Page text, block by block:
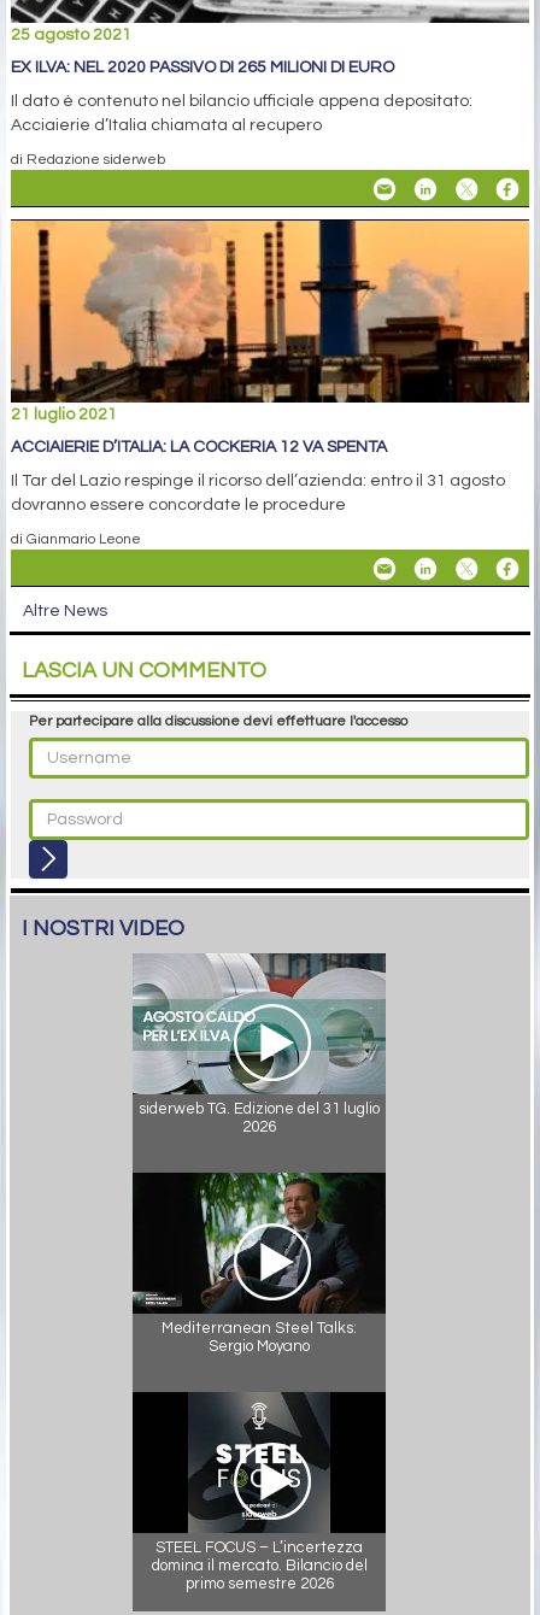
25 agosto 2021
EX ILVA: NEL 2020 PASSIVO DI 265 MILIONI DI EURO
Il dato è contenuto nel bilancio ufficiale appena depositato:
Acciaierie d’Italia chiamata al recupero
di Redazione siderweb
21 luglio 2021
ACCIAIERIE D’ITALIA: LA COCKERIA 12 VA SPENTA
Il Tar del Lazio respinge il ricorso dell’azienda: entro il 31 agosto
dovranno essere concordate le procedure
di Gianmario Leone
Altre News
LASCIA UN COMMENTO
Per partecipare alla discussione devi effettuare l'accesso
I NOSTRI VIDEO
siderweb TG. Edizione del 31 luglio
2026
Mediterranean Steel Talks:
Sergio Moyano
STEEL FOCUS – L’incertezza
domina il mercato. Bilancio del
primo semestre 2026